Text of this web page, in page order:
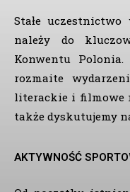
Stałe
należy do
Konwentu
rozmaite
literackie i filmowe
także dyskutujemy
AKTYWNOŚĆ